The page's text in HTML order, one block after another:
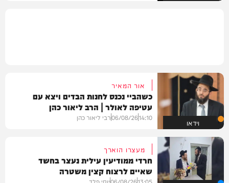
וידאו
אור המאיר
כשהביי נכנס לחנות הבדים ויצא עם
עטיפה לאולר | הרב ליאור כהן
14:10
06/08/26רבי ליאור כהן
מעצרו הוארך
חרדי ממודיעין עילית נעצר בחשד
שאיים לרצוח קצין משטרה